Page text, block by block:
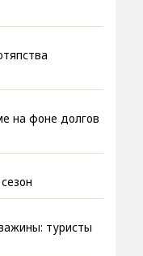
на фоне долгов
туристы